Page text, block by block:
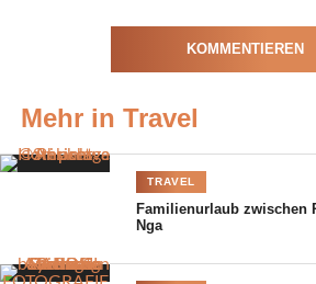
Auch am Abend bleibt alles flexibel. Die
hauseigenen Restaurant Prechtlstadl oder
konsequent an den Bedürfnissen aller
Wohnen unter einem
KOMMENTIEREN
Mehr in Travel
TRAVEL
Familienurlaub zwischen
Nga